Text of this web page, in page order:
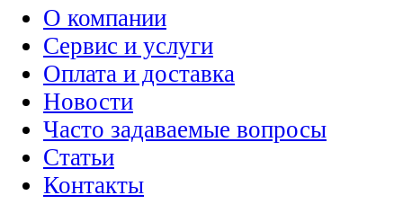
О компании
Сервис и услуги
Оплата и доставка
Новости
Часто задаваемые вопросы
Статьи
Контакты